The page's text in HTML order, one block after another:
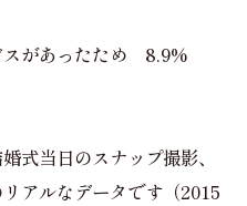
スがあったため 8.9%
式当日のスナップ撮影、
アルなデータです（2015